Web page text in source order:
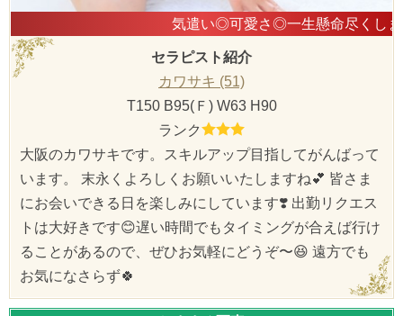
気遣い◎可愛さ◎一生懸命尽くします！
セラピスト紹介
カワサキ (51)
T150 B95(Ｆ) W63 H90
ランク
大阪のカワサキです。スキルアップ目指してがんばって
います。 末永くよろしくお願いいたしますね💕 皆さま
にお会いできる日を楽しみにしています❣️ 出勤リクエス
トは大好きです😊遅い時間でもタイミングが合えば行け
ることがあるので、ぜひお気軽にどうぞ〜😆 遠方でも
お気になさらず🍀